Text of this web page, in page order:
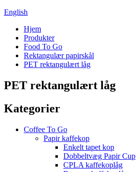
English
Hjem
Produkter
Food To Go
Rektangulær papirskål
PET rektangulært låg
PET rektangulært låg
Kategorier
Coffee To Go
Papir kaffekop
Enkelt tapet kop
Dobbeltvæg Papir Cup
CPLA kaffekoplåg